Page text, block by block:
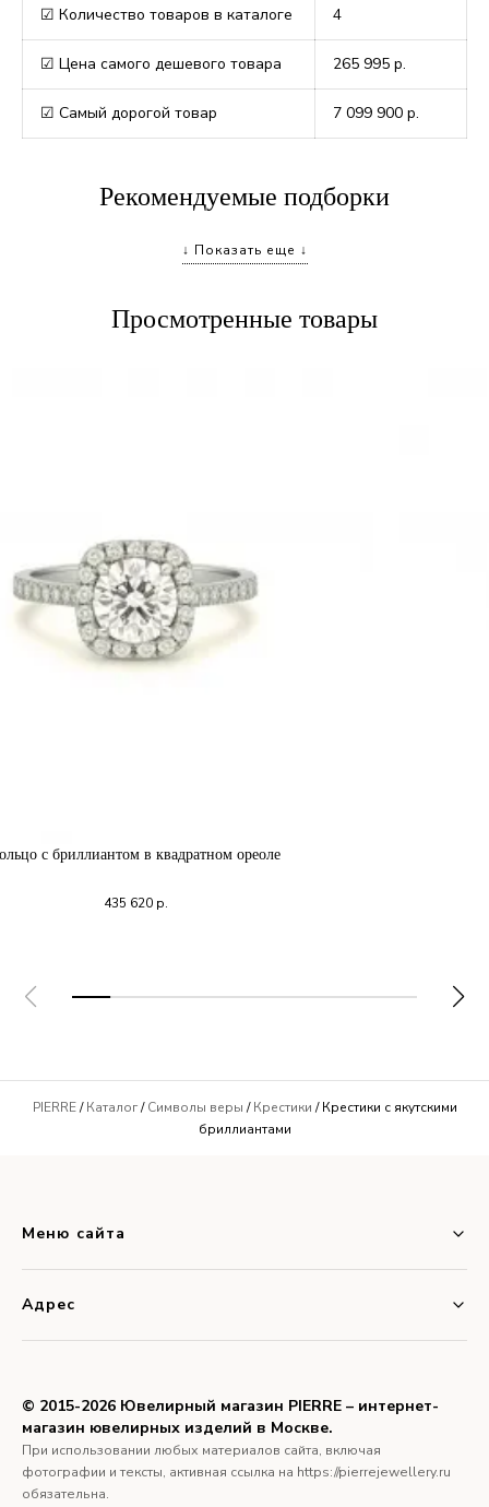
☑ Количество товаров в каталоге 4
☑ Цена самого дешевого товара 265 995 р.
☑ Самый дорогой товар 7 099 900 р.
Рекомендуемые подборки
Подвески знаки Зодиака Хамса
↓ Показать еще ↓
Просмотренные товары
с бриллиантом в квадратном ореоле
435 620р.
PIERRE/Каталог/Символы веры /Крестики / Крестики с якутскими
бриллиантами
Меню сайта
Адрес
© 2015-2026 Ювелирный магазин PIERRE – интернет-
магазин ювелирных изделий в Москве.
При использовании любых материалов сайта, включая
фотографии и тексты, активная ссылка на https://pierrejewellery.ru
обязательна.